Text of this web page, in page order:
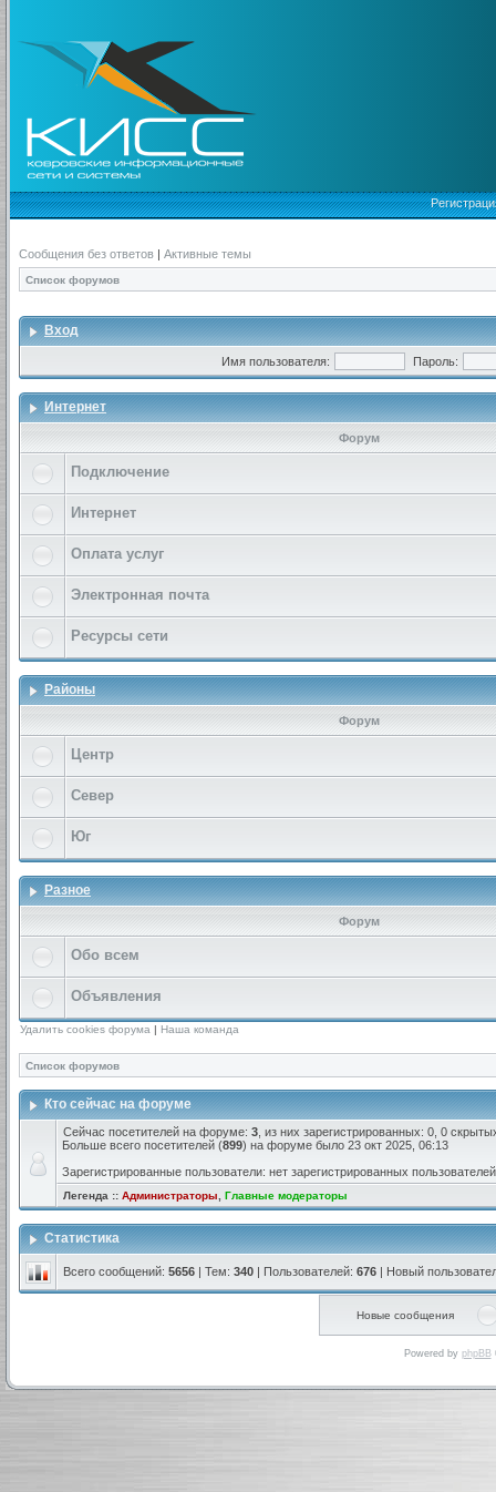
Сообщения без ответов | Активные темы
Список форумов
Вход
Имя пользователя: Пароль:
Интернет
Форум
Подключение
Интернет
Оплата услуг
Электронная почта
Ресурсы сети
Районы
Форум
Центр
Север
Юг
Разное
Форум
Обо всем
Объявления
Удалить cookies форума | Наша команда
Список форумов
Кто сейчас на форуме
Сейчас посетителей на форуме: 3 , из них зарегистрированных: 0, 0
Больше всего посетителей (899) на форуме было 23 окт 2025, 06:13
Зарегистрированные пользователи: нет зарегистрированных пользователей
Легенда :: Администраторы Главные модераторы
Статистика
Всего сообщений: 5656 | Тем: 340 | Пользователей: 676 | Новый
Новые сообщения
Powered by phpBB